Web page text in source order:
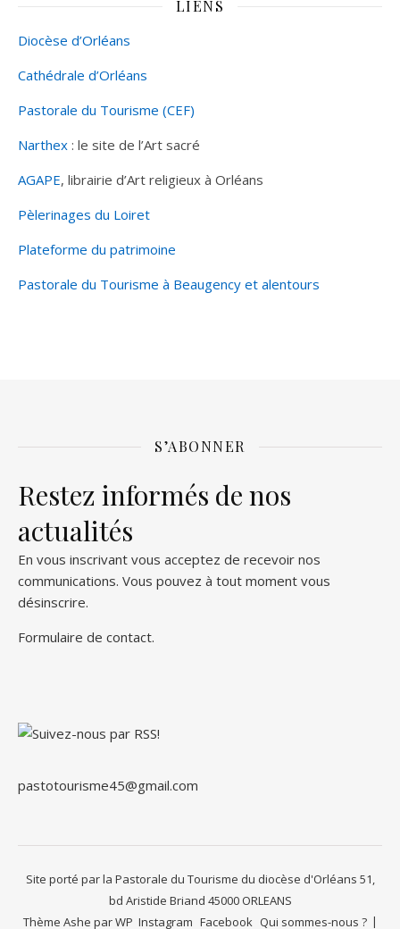
LIENS
Diocèse d’Orléans
Cathédrale d’Orléans
Pastorale du Tourisme (CEF)
Narthex : le site de l’Art sacré
AGAPE, librairie d’Art religieux à Orléans
Pèlerinages du Loiret
Plateforme du patrimoine
Pastorale du Tourisme à Beaugency et alentours
S’ABONNER
Restez informés de nos
actualités
En vous inscrivant vous acceptez de recevoir nos
communications. Vous pouvez à tout moment vous
désinscrire.
Formulaire de contact.
pastotourisme45@gmail.com
Site porté par la Pastorale du Tourisme du diocèse d'Orléans 51,
bd Aristide Briand 45000 ORLEANS
Instagram Facebook Qui sommes-nous ?
Thème Ashe parWP